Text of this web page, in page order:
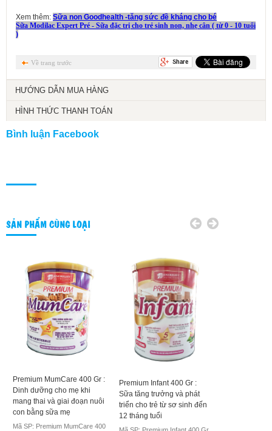
Xem thêm: Sữa non Goodhealth -tăng sức đề kháng cho bé
Sữa Modilac Expert Pré - Sữa đặc trị cho trẻ sinh non, nhẹ cân ( từ 0 - 10 tuổi
)
Về trang trước
HƯỚNG DẪN MUA HÀNG
HÌNH THỨC THANH TOÁN
Bình luận Facebook
SẢN PHẨM CÙNG LOẠI
Premium MumCare 400 Gr :
Dinh dưỡng cho mẹ khi
mang thai và giai đoạn nuôi
con bằng sữa mẹ
Mã SP: Premium MumCare 400
Premium Infant 400 Gr :
Sữa tăng trưởng và phát
triển cho trẻ từ sơ sinh đến
12 tháng tuổi
Mã SP: Premium Infant 400 Gr